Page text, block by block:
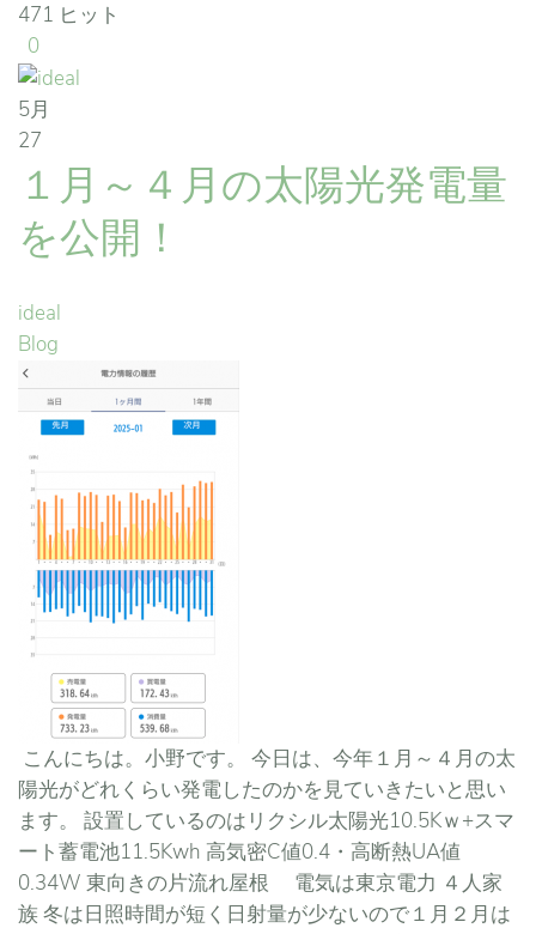
471 ヒット
0
5月
27
１月～４月の太陽光発電量
を公開！
ideal
Blog
こんにちは。小野です。 今日は、今年１月～４月の太
陽光がどれくらい発電したのかを見ていきたいと思い
ます。 設置しているのはリクシル太陽光10.5Kｗ+スマ
ート蓄電池11.5Kwh 高気密C値0.4・高断熱UA値
0.34W 東向きの片流れ屋根 電気は東京電力 ４人家
族 冬は日照時間が短く日射量が少ないので１月２月は